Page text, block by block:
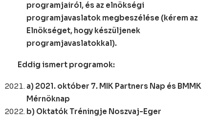
programjairól, és az elnökségi
programjavaslatok megbeszélése (kérem az
Elnökséget, hogy készüljenek
programjavaslatokkal).
Eddig ismert programok:
a) 2021. október 7. MIK Partners Nap és BMMK
Mérnöknap
b) Oktatók Tréningje Noszvaj-Eger